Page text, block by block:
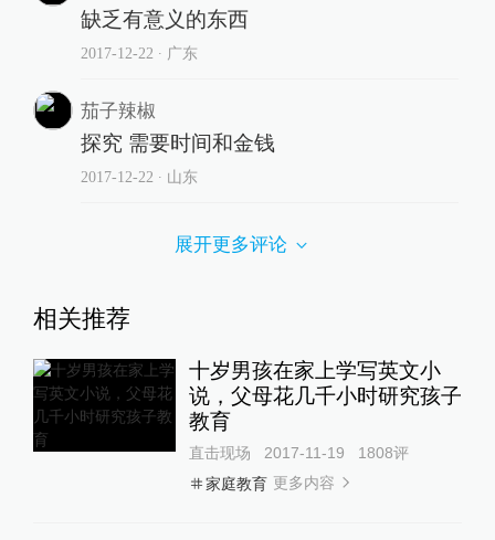
缺乏有意义的东西
2017-12-22 ∙ 广东
茄子辣椒
探究 需要时间和金钱
2017-12-22 ∙ 山东
展开更多评论
相关推荐
十岁男孩在家上学写英文小
说，父母花几千小时研究孩子
教育
直击现场 2017-11-19 1808评
家庭教育 更多内容